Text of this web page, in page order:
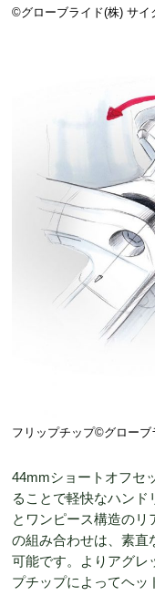
©️グローブライド(株) サイ
フリップチップ©️グロー
44mmショートオフセ
ることで軽快なハンド
とワンピース構造のリ
の組み合わせは、素直
可能です。よりアグレ
プチップによってヘッ